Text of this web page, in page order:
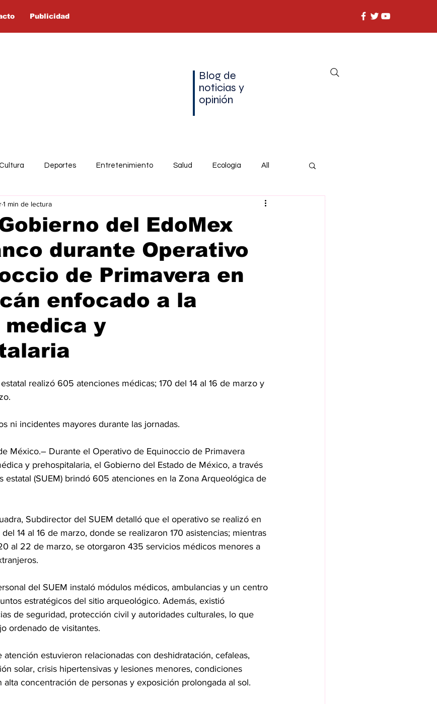
Publicidad
Blog de
noticias y
opinión
Deportes Entretenimiento Salud Ecología All
del EdoMex
durante Operativo
de Primavera en
enfocado a la
y
1 min de lectura
realizó 605 atenciones médicas; 170 del 14 al 16 de marzo y
ni incidentes mayores durante las jornadas.
México.– Durante el Operativo de Equinoccio de Primavera
y prehospitalaria, el Gobierno del Estado de México, a través
estatal (SUEM) brindó 605 atenciones en la Zona Arqueológica de
Subdirector del SUEM detalló que el operativo se realizó en
14 al 16 de marzo, donde se realizaron 170 asistencias; mientras
al 22 de marzo, se otorgaron 435 servicios médicos menores a
del SUEM instaló módulos médicos, ambulancias y un centro
estratégicos del sitio arqueológico. Además, existió
de seguridad, protección civil y autoridades culturales, lo que
ordenado de visitantes.
atención estuvieron relacionadas con deshidratación, cefaleas,
solar, crisis hipertensivas y lesiones menores, condiciones
concentración de personas y exposición prolongada al sol.